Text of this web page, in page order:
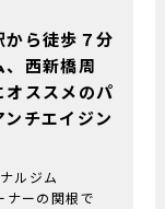
から徒歩７分
、西新橋周
オススメのパ
チエイジン
ルジム
ーの関根で